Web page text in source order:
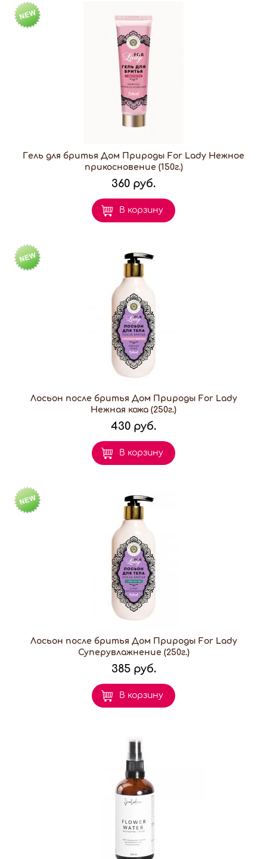
Гель для бритья Дом Природы For Lady Нежное
прикосновение (150г.)
360 руб.
В корзину
Лосьон после бритья Дом Природы For Lady
Нежная кожа (250г.)
430 руб.
В корзину
Лосьон после бритья Дом Природы For Lady
Суперувлажнение (250г.)
385 руб.
В корзину